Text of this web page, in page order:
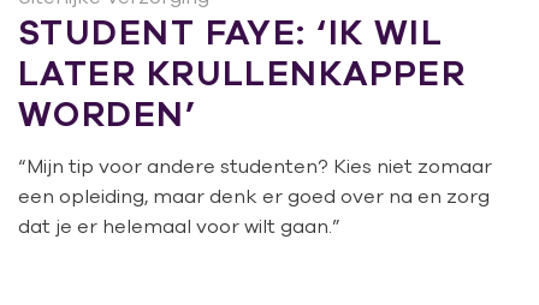
STUDENT FAYE: ‘IK WIL
LATER KRULLENKAPPER
WORDEN’
“Mijn tip voor andere studenten? Kies niet zomaar
een opleiding, maar denk er goed over na en zorg
dat je er helemaal voor wilt gaan.”